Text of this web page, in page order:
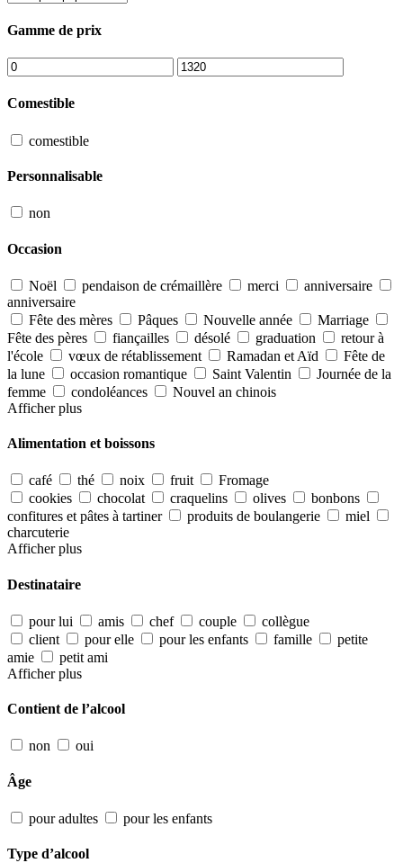
Gamme de prix
Comestible
comestible
Personnalisable
non
Occasion
Noël pendaison de crémaillère merci
anniversaire
anniversaire
Fête des mères
Pâques Nouvelle année
Marriage
Fête des pères
fiançailles désolé graduation
retour à
l'école
vœux de rétablissement Ramadan et Aïd
Fête de
la lune
occasion romantique Saint Valentin
Journée de la
femme
condoléances
Nouvel an chinois
Afficher plus
Alimentation et boissons
café thé noix fruit
Fromage
cookies
chocolat craquelins olives
bonbons
confitures et pâtes à tartiner
produits de boulangerie
miel
charcuterie
Afficher plus
Destinataire
pour lui amis chef couple
collègue
client
pour elle pour les enfants famille
petite
amie
petit ami
Afficher plus
Contient de l’alcool
non oui
Âge
pour adultes pour les enfants
Type d’alcool